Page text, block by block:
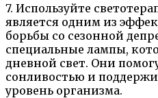
7. Используйте
является одним из
борьбы со сезонной
специальные лампы,
дневной свет. Они
сонливостью и
уровень организма.